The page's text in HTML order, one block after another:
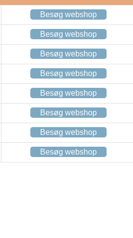
Besøg webshop
Besøg webshop
Besøg webshop
Besøg webshop
Besøg webshop
Besøg webshop
Besøg webshop
Besøg webshop